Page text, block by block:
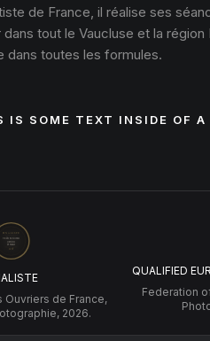
de France, il réalise ses
tout le Vaucluse et la région
dans toutes les formules.
IS SOME TEXT INSIDE OF A
Ouvriers de France,
2026.
QUALIFIED
Federation